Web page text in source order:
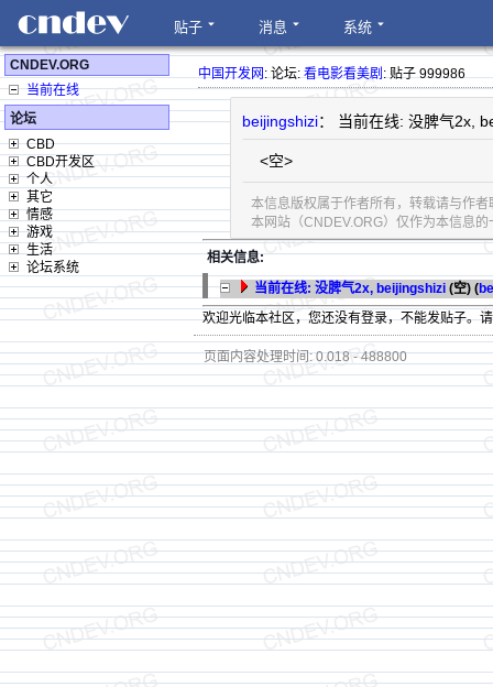
贴子 消息 系统
CNDEV.ORG
当前在线
论坛
CBD
CBD开发区
个人
其它
情感
游戏
生活
论坛系统
中国开发网: 论坛:看电影看美剧: 贴子 999986
beijingshizi： 当前在线: 没脾气2x,
<空>
本信息版权属于作者所有，转载请与作
本网站（CNDEV.ORG）仅作为本信息
相关信息:
当前在线: 没脾气2x, beijingshizi (空) (
欢迎光临本社区，您还没有登录，不能发贴子。
页面内容处理时间: 0.018 - 488800